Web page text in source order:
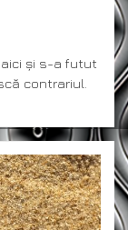
și s-a futut
contrariul.